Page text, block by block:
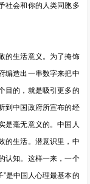
社会和你的人类同胞多
生活意义。为了掩饰
编造出一串数字来把中
目的，就是吸引更多的
到中国政府所宣布的经
是毫无意义的。中国人
的生活。潜意识里，中
认知。这样一来，一个
”是中国人心理最基本的